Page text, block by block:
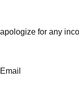
for any